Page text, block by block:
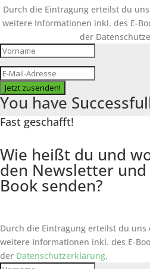
Durch die Eintragung erteilst du
weitere Informationen inkl. des E-
der
Jetzt zusenden!
You have
Fast geschafft!
Wie heißt du und
den Newsletter und
Book senden?
Durch die Eintragung erteilst du
weitere Informationen inkl. des E-
der Datenschutzerklärung.